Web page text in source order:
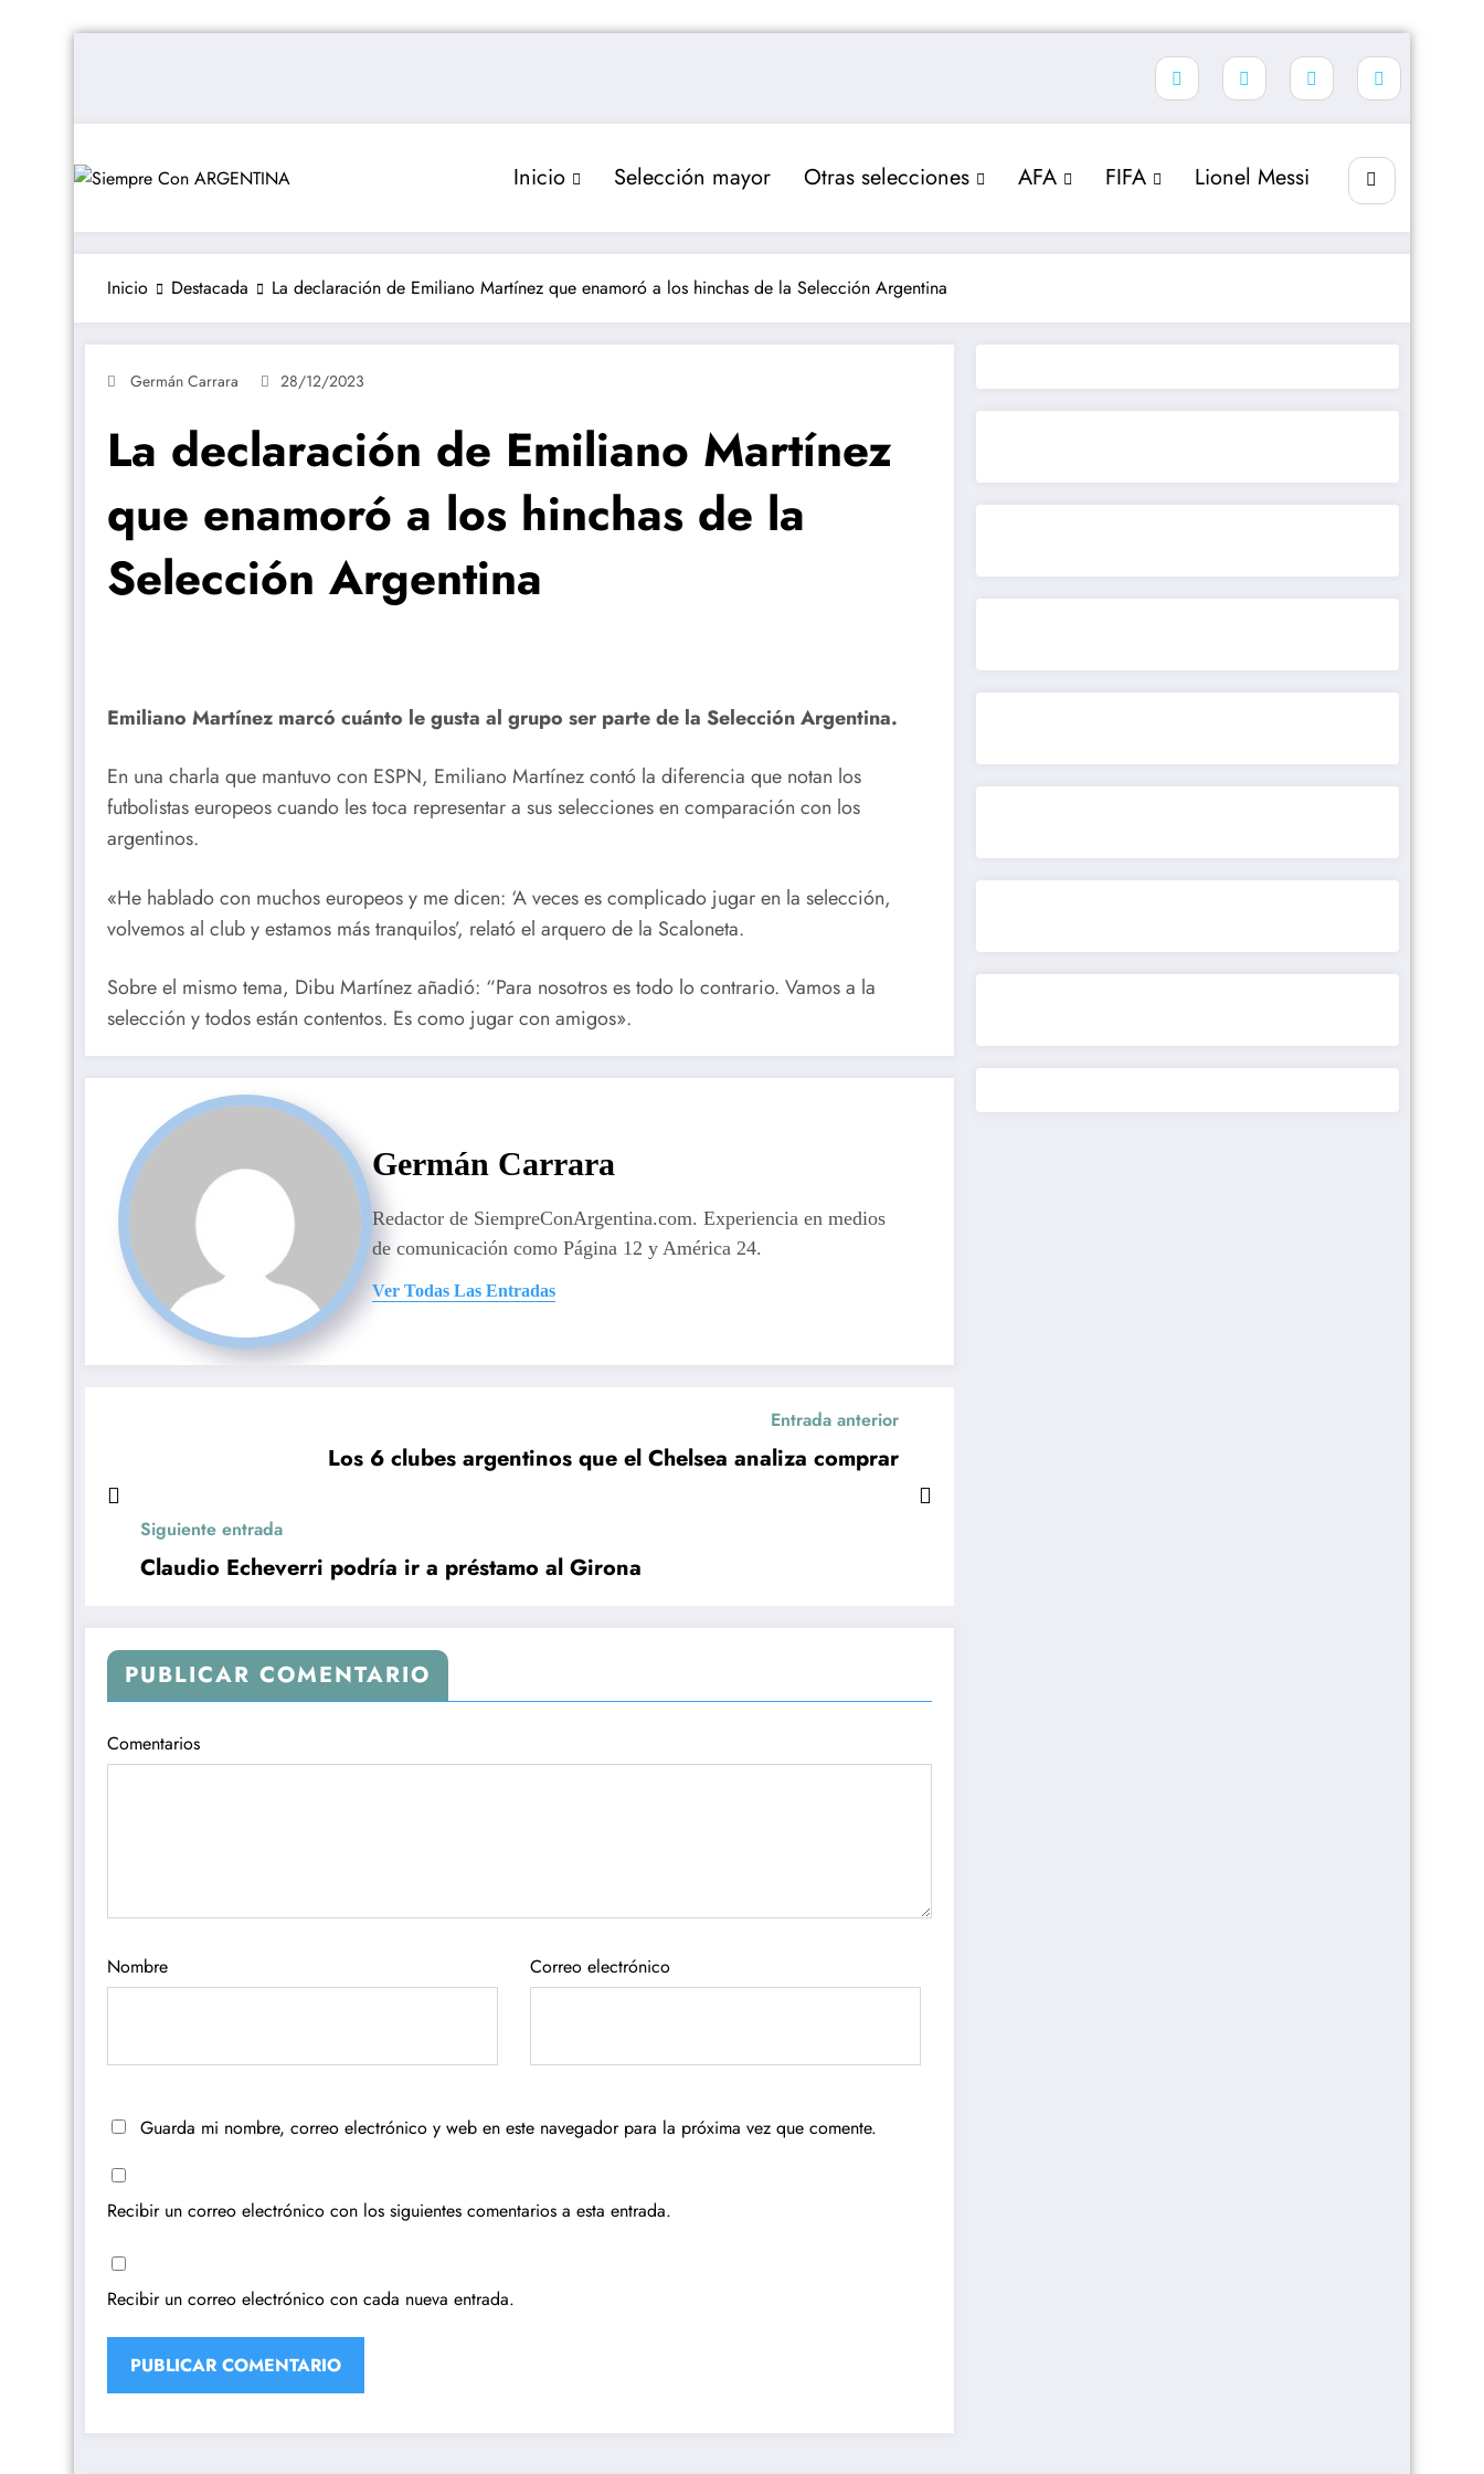
Inicio Selección mayor Otras selecciones AFA FIFA Lionel Messi
Inicio Destacada La declaración de Emiliano Martínez que enamoró a los hinchas de la Selección Argentina
Germán Carrara 28/12/2023
La declaración de Emiliano Martínez
que enamoró a los hinchas de la
Selección Argentina
Emiliano Martínez marcó cuánto le gusta al grupo ser parte de la Selección Argentina.
En una charla que mantuvo con ESPN, Emiliano Martínez contó la diferencia que notan los
futbolistas europeos cuando les toca representar a sus selecciones en comparación con los
argentinos.
«He hablado con muchos europeos y me dicen: ‘A veces es complicado jugar en la selección,
volvemos al club y estamos más tranquilos’, relató el arquero de la Scaloneta.
Sobre el mismo tema, Dibu Martínez añadió: “Para nosotros es todo lo contrario. Vamos a la
selección y todos están contentos. Es como jugar con amigos».
Germán Carrara
Redactor de SiempreConArgentina.com. Experiencia en medios
de comunicación como Página 12 y América 24.
Ver Todas Las Entradas
Entrada anterior
Los 6 clubes argentinos que el Chelsea analiza comprar
Siguiente entrada
Claudio Echeverri podría ir a préstamo al Girona
PUBLICAR COMENTARIO
Comentarios
Nombre Correo electrónico
Guarda mi nombre, correo electrónico y web en este navegador para la próxima vez que comente.
Recibir un correo electrónico con los siguientes comentarios a esta entrada.
Recibir un correo electrónico con cada nueva entrada.